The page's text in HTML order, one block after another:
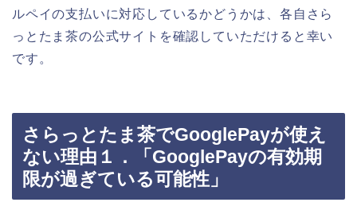
ルペイの支払いに対応しているかどうかは、各自さら
っとたま茶の公式サイトを確認していただけると幸い
です。
さらっとたま茶でGooglePayが使え
ない理由１．「GooglePayの有効期
限が過ぎている可能性」